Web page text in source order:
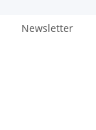
Newsletter